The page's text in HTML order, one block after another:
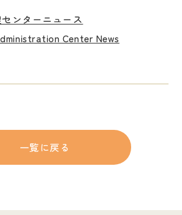
ンターニュース
Center News
一覧に戻る